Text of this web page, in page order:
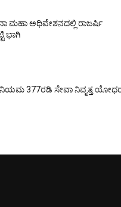
ಮಹಾ ಅಧಿವೇಶನದಲ್ಲಿ ರಾಜರ್ಷಿ
ಭಾಗಿ
377ರಡಿ ಸೇವಾ ನಿವೃತ್ತ